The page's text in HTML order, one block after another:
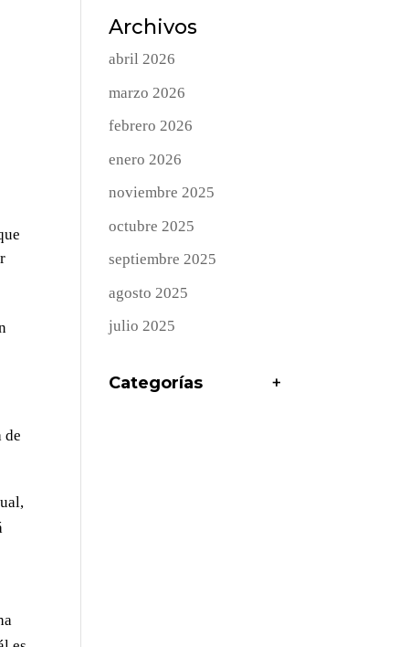
de
Archivos
abril 2026
marzo 2026
febrero 2026
enero 2026
noviembre 2025
octubre 2025
septiembre 2025
agosto 2025
julio 2025
Categorías +